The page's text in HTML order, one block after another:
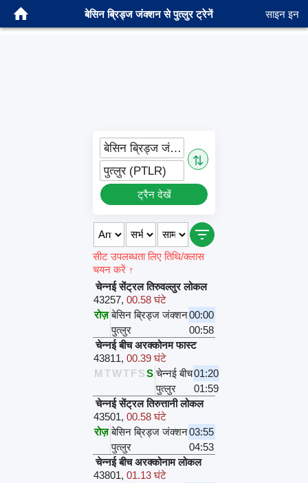
बेसिन ब्रिड्ज जंक्शन से पुत्लुर ट्रेनें साइन इन
बेसिन ब्रिड्ज जंक्शन (BBQ)
⇅
पुत्लुर (PTLR)
ट्रैन देखें
सीट उपलब्धता लिए तिथि/क्लास
चयन करें ↑
चेन्नई सेंट्रल तिरुवल्लुर लोकल
43257, 00.58 घंटे
रोज़ बेसिन ब्रिड्ज जंक्शन00:00
पुत्लुर
00:58
चेन्नई बीच अरक्कोनम फास्ट
43811, 00.39 घंटे
M TWTFSS चेन्नई बीच01:20
पुत्लुर
01:59
चेन्नई सेंट्रल तिरुत्तानी लोकल
43501, 00.58 घंटे
रोज़ बेसिन ब्रिड्ज जंक्शन03:55
पुत्लुर
04:53
चेन्नई बीच अरक्कोनाम लोकल
43801, 01.13 घंटे